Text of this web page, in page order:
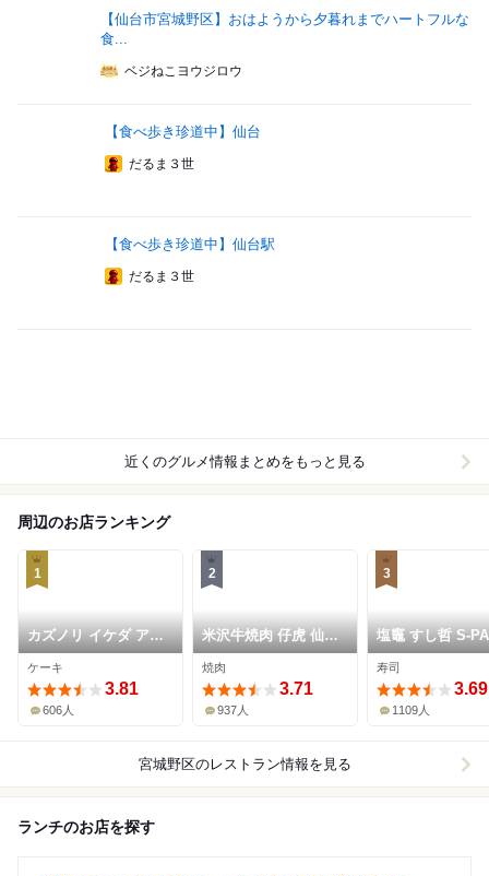
【仙台市宮城野区】おはようから夕暮れまでハートフルな
食...
ベジねこヨウジロウ
【食べ歩き珍道中】仙台
だるま３世
【食べ歩き珍道中】仙台駅
だるま３世
近くのグルメ情報まとめをもっと見る
周辺のお店ランキング
1
カズノリ イケダ アン
ディヴィデュエル エ
スパル仙台店
ケーキ
3.81
606人
2
米沢牛焼肉 仔虎 仙台
駅前店
焼肉
3.71
937人
3
塩竈 すし哲 S-
台店
寿司
3.69
1109人
宮城野区のレストラン情報を見る
ランチのお店を探す